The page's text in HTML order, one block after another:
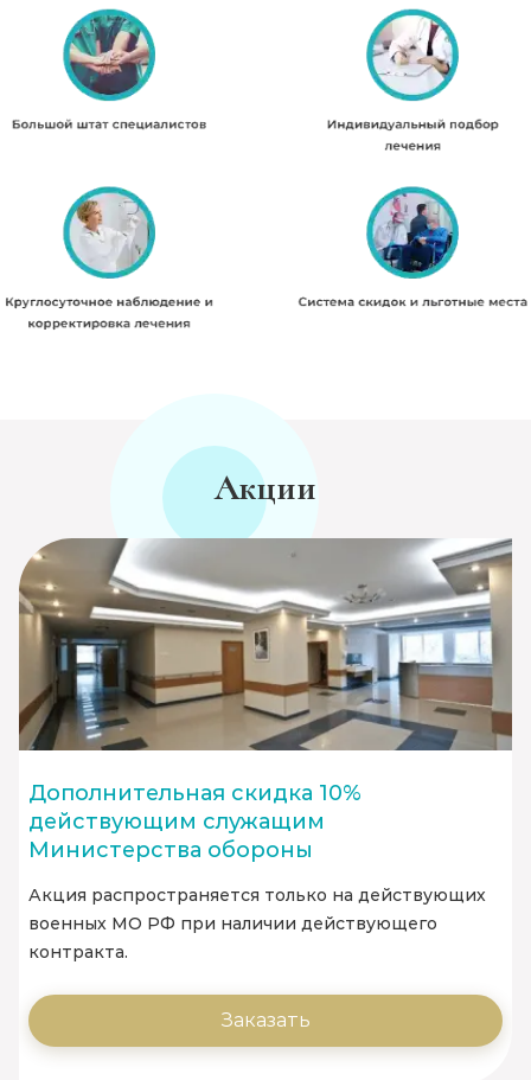
Акции
Дополнительная скидка 10%
действующим служащим
Министерства обороны
Акция распространяется только на действующих
военных МО РФ при наличии действующего
контракта.
Заказать